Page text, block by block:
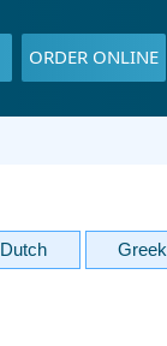
ORDER ONLINE
Dutch Greek